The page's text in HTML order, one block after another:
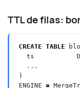
TTL de filas:
CREATE TABLE
ts
...
)
ENGINE =